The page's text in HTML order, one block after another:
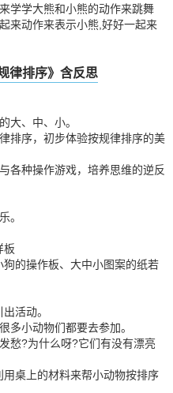
学大熊和小熊的动作来跳舞
来动作来表示小熊,好好一起来
律排序》含反思
、中、小。
序，初步体验按规律排序的美
种操作游戏，培养思维的逆反
。
的操作板、大中小图案的纸若
活动。
小动物们都要去参加。
?为什么呀?它们有没有漂亮
桌上的材料来帮小动物按排序